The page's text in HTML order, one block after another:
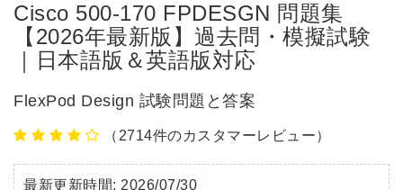
Cisco 500-170 FPDESGN 問題集
【2026年最新版】過去問・模擬試験
｜日本語版＆英語版対応
FlexPod Design 試験問題と答案
（2714件のカスタマーレビュー）
最新更新時間: 2026/07/30